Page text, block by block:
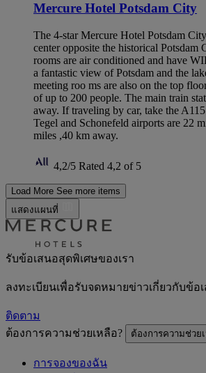
Mercure Hotel Potsdam City
The 4-star Mercure Hotel Potsdam
center opposite the historical Potsdam
rooms are air conditioned and have
a fantastic view of Potsdam and the
meeting roo ms are also on the top
of up to 200 people. The main train
away. If traveling by car, take the
Tegel and Schonefeld airports are 22
miles ,40 km away.
4,2/5 Rated 4,2 of 5
Load More See more items
แสดงแผนที่
รับข้อเสนอสุดพิเศษของเรา
ลงทะเบียนเพื่อรับจดหมายข่าวเกี่ยวกับข้อ
ติดตาม
ต้องการความช่วยเหลือ?
ต้องการความช่วย
การจองของฉัน